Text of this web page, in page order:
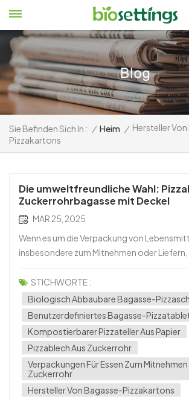
Sie Befinden Sich In : / Heim / Hersteller
Pizzakartons
Die umweltfreundliche Wahl:
Zuckerrohrbagasse mit Deckel
MAR 25, 2025
Wenn es um die Verpackung von
insbesondere zum Mitnehmen oder Liefern,
Unternehmen zunehmend nach
zu herkömmlichen Optionen aus
**Einweg-Pizzakartons aus Zuckerrohr-
Deckel** bieten eine umweltfreundliche L...
STICHWORTE :
Biologisch Abbaubare Bagasse-
Benutzerdefiniertes Bagasse-
Kompostierbarer Pizzateller Aus Papier
Pizzablech Aus Zuckerrohr
Verpackungen Für Essen Zum Mitnehmen
Zuckerrohr
Hersteller Von Bagasse-Pizzakartons